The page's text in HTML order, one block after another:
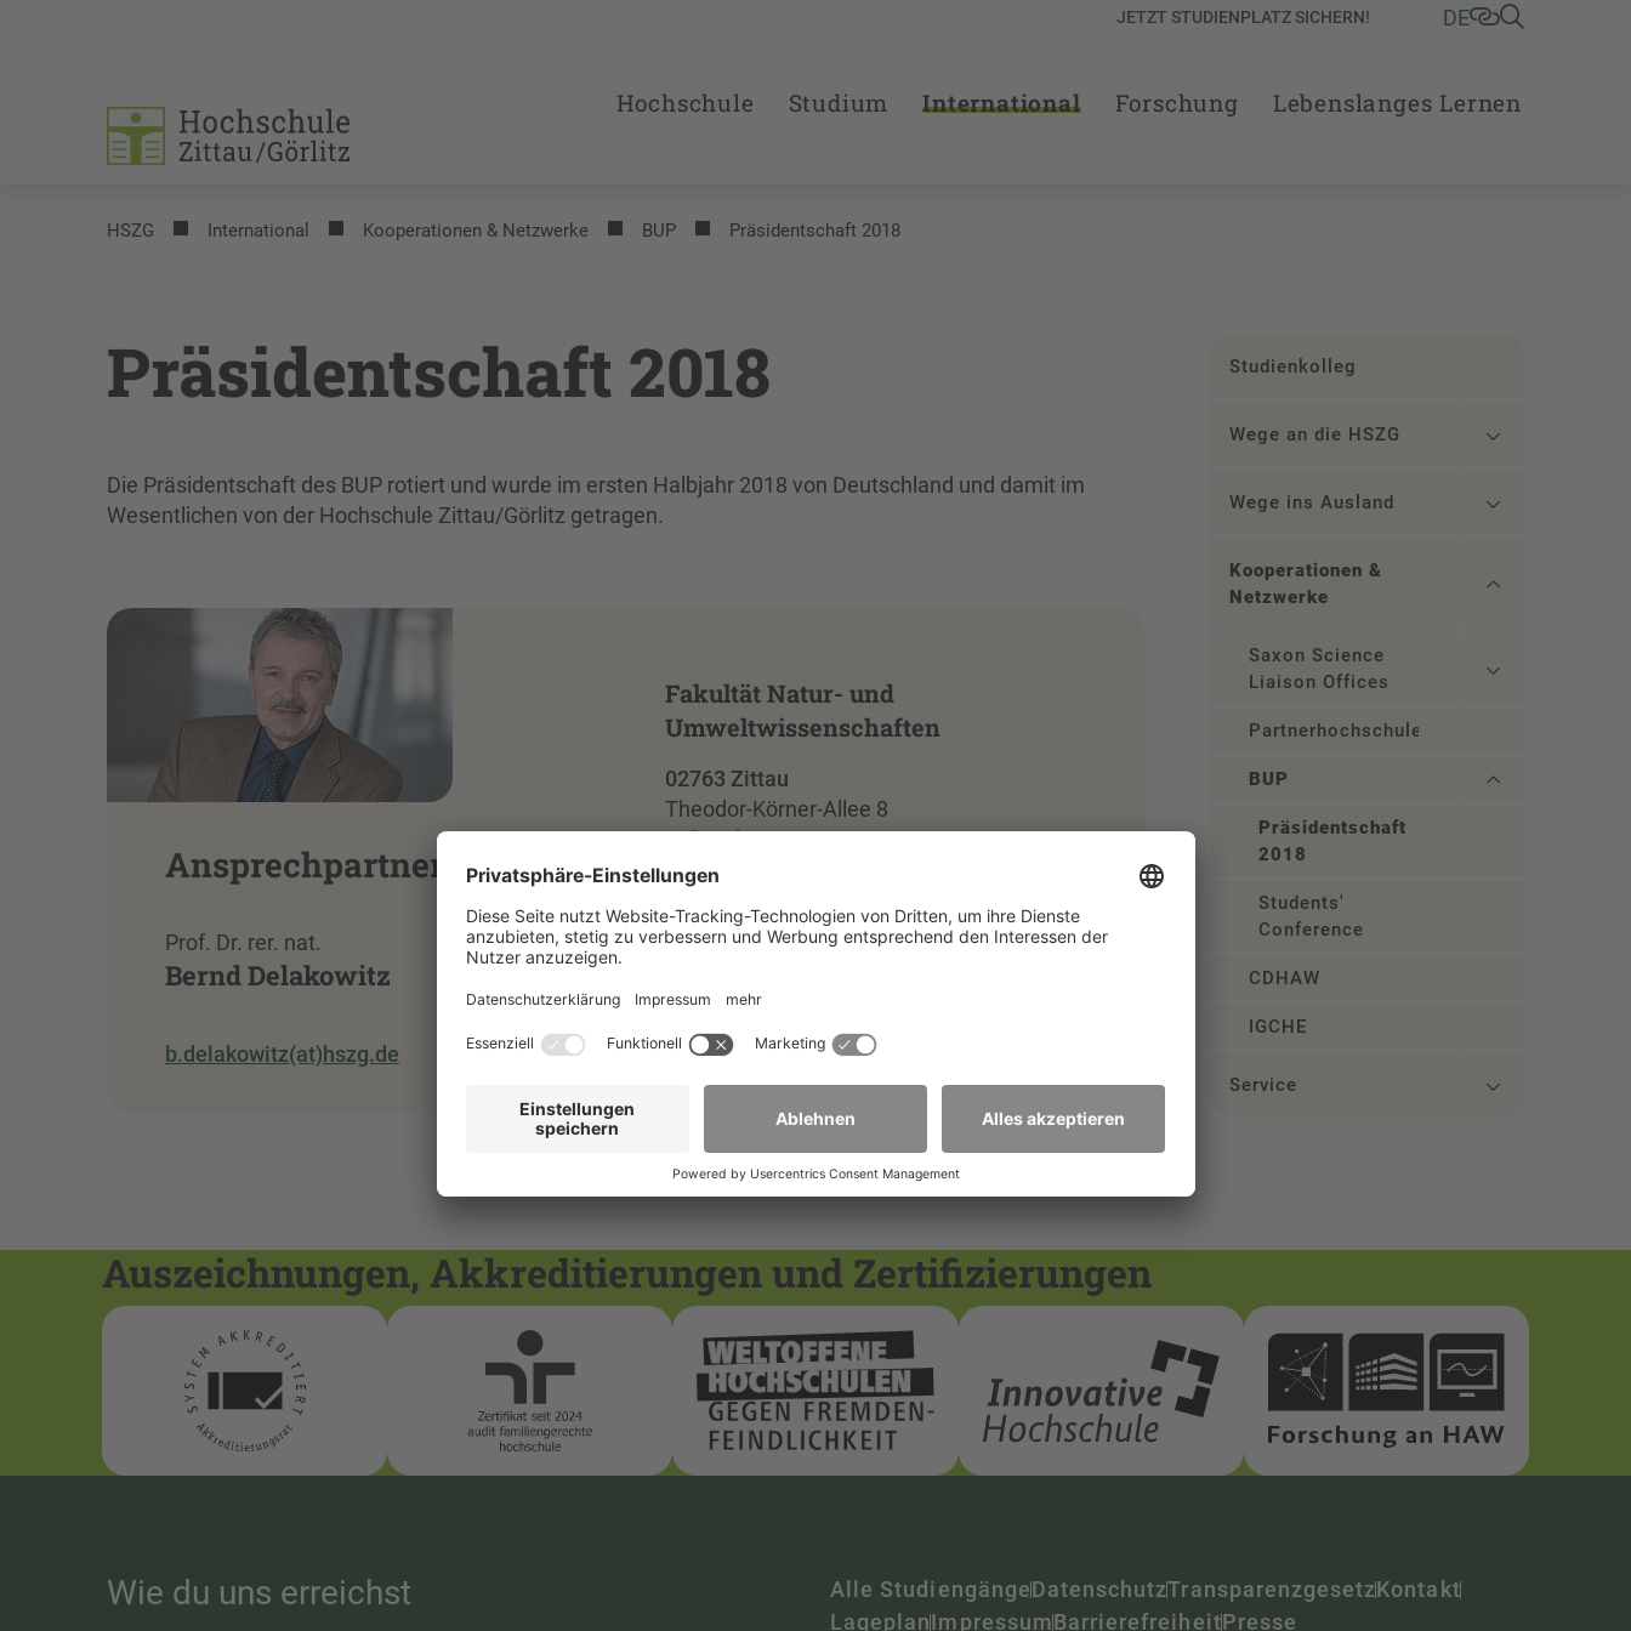
JETZT STUDIENPLATZ SICHERN! DE
Hochschule Studium International Forschung Lebenslanges Lernen
HSZG International Kooperationen & Netzwerke BUP Präsidentschaft 2018
Präsidentschaft 2018
Die Präsidentschaft des BUP rotiert und wurde im ersten Halbjahr 2018 von Deutschland und damit im
Wesentlichen von der Hochschule Zittau/Görlitz getragen.
Ansprechpartner
Prof. Dr. rer. nat.
Bernd Delakowitz
b.delakowitz(at)hszg.de
Fakultät Natur- und
Umweltwissenschaften
02763 Zittau
Theodor-Körner-Allee 8
Gebäude Z IVa, Raum A0.08
Erdgeschoss
+49 3583 612-4751
Studienkolleg
Wege an die HSZG
Wege ins Ausland
Kooperationen &
Netzwerke
Saxon Science
Liaison Offices
Partnerhochschulen
BUP
Präsidentschaft
2018
Students'
Conference
CDHAW
IGCHE
Service
Auszeichnungen, Akkreditierungen und Zertifizierungen
Wie du uns erreichst Alle StudiengängeDatenschutzTransparenzgesetzKontakt
LageplanImpressumBarrierefreiheitPresse